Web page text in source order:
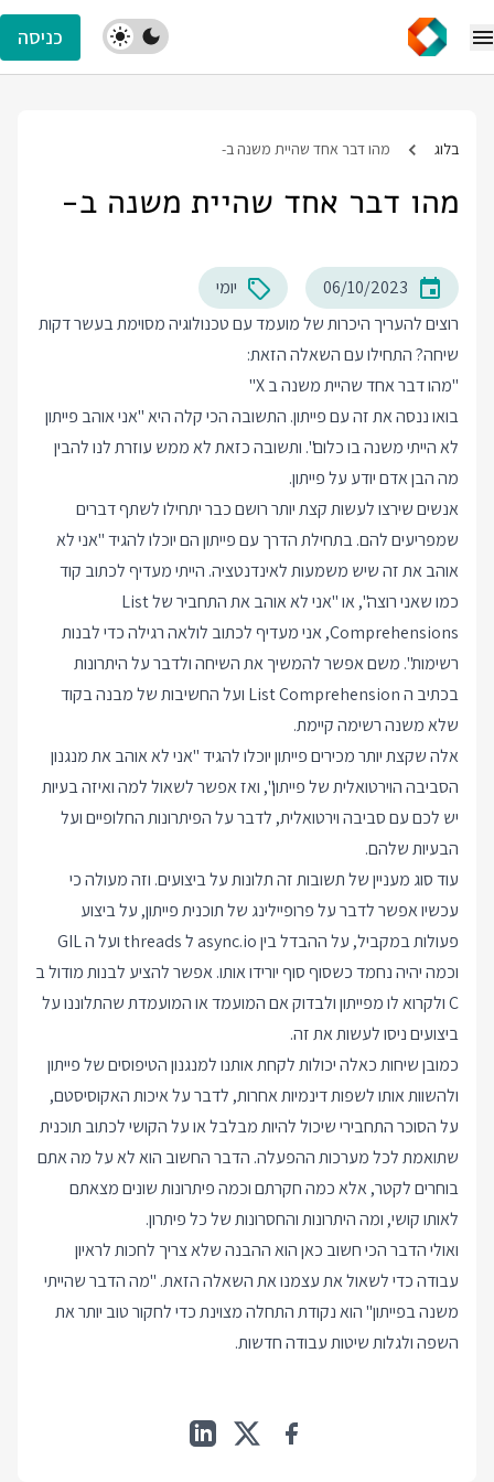
כניסה
בלוג מהו דבר אחד שהיית משנה ב-
מהו דבר אחד שהיית משנה ב-
06/10/2023
יומי
רוצים להעריך היכרות של מועמד עם טכנולוגיה מסוימת בעשר דקות
שיחה? התחילו עם השאלה הזאת:
"מהו דבר אחד שהיית משנה ב X"
בואו ננסה את זה עם פייתון. התשובה הכי קלה היא "אני אוהב פייתון
לא הייתי משנה בו כלום". ותשובה כזאת לא ממש עוזרת לנו להבין
מה הבן אדם יודע על פייתון.
אנשים שירצו לעשות קצת יותר רושם כבר יתחילו לשתף דברים
שמפריעים להם. בתחילת הדרך עם פייתון הם יוכלו להגיד "אני לא
אוהב את זה שיש משמעות לאינדנטציה. הייתי מעדיף לכתוב קוד
כמו שאני רוצה", או "אני לא אוהב את התחביר של List
Comprehensions, אני מעדיף לכתוב לולאה רגילה כדי לבנות
רשימות". משם אפשר להמשיך את השיחה ולדבר על היתרונות
בכתיב ה List Comprehension ועל החשיבות של מבנה בקוד
שלא משנה רשימה קיימת.
אלה שקצת יותר מכירים פייתון יוכלו להגיד "אני לא אוהב את מנגנון
הסביבה הוירטואלית של פייתון", ואז אפשר לשאול למה ואיזה בעיות
יש לכם עם סביבה וירטואלית, לדבר על הפיתרונות החלופיים ועל
הבעיות שלהם.
עוד סוג מעניין של תשובות זה תלונות על ביצועים. וזה מעולה כי
עכשיו אפשר לדבר על פרופיילינג של תוכנית פייתון, על ביצוע
פעולות במקביל, על ההבדל בין async.io ל threads ועל ה GIL
וכמה יהיה נחמד כשסוף סוף יורידו אותו. אפשר להציע לבנות מודול ב
C ולקרוא לו מפייתון ולבדוק אם המועמד או המועמדת שהתלוננו על
ביצועים ניסו לעשות את זה.
כמובן שיחות כאלה יכולות לקחת אותנו למנגנון הטיפוסים של פייתון
ולהשוות אותו לשפות דינמיות אחרות, לדבר על איכות האקוסיסטם,
על הסוכר התחבירי שיכול להיות מבלבל או על הקושי לכתוב תוכנית
שתואמת לכל מערכות ההפעלה. הדבר החשוב הוא לא על מה אתם
בוחרים לקטר, אלא כמה חקרתם וכמה פיתרונות שונים מצאתם
לאותו קושי, ומה היתרונות והחסרונות של כל פיתרון.
ואולי הדבר הכי חשוב כאן הוא ההבנה שלא צריך לחכות לראיון
עבודה כדי לשאול את עצמנו את השאלה הזאת. "מה הדבר שהייתי
משנה בפייתון" הוא נקודת התחלה מצוינת כדי לחקור טוב יותר את
השפה ולגלות שיטות עבודה חדשות.